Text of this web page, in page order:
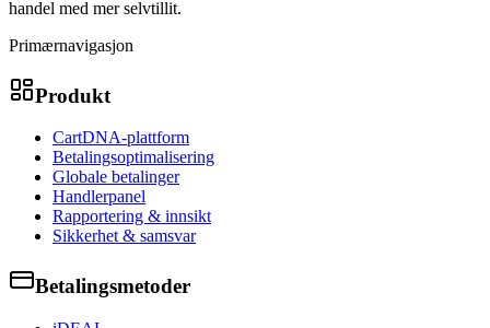
handel med mer selvtillit.
Primærnavigasjon
Produkt
CartDNA-plattform
Betalingsoptimalisering
Globale betalinger
Handlerpanel
Rapportering & innsikt
Sikkerhet & samsvar
Betalingsmetoder